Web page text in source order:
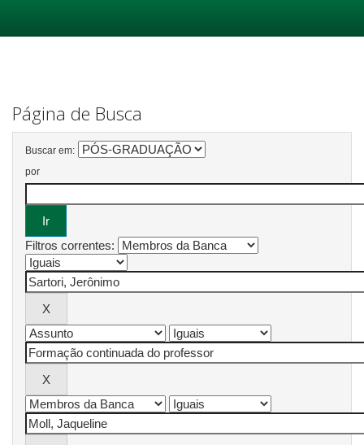
Página de Busca
Buscar em:
por
Filtros correntes: